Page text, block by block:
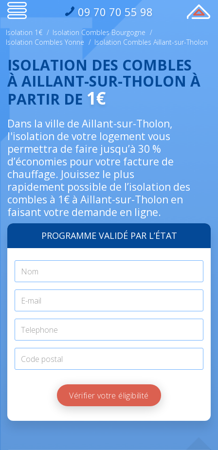
09 70 70 55 98
Isolation 1€ / Isolation Combles Bourgogne /
Isolation Combles Yonne / Isolation Combles Aillant-sur-Tholon
ISOLATION DES COMBLES
À AILLANT-SUR-THOLON À
PARTIR DE 1€
Dans la ville de Aillant-sur-Tholon,
l'isolation de votre logement vous
permettra de faire jusqu’à 30 %
d’économies pour votre facture de
chauffage. Jouissez le plus
rapidement possible de l’isolation des
combles à 1€ à Aillant-sur-Tholon en
faisant votre demande en ligne.
PROGRAMME VALIDÉ PAR L’ÉTAT
Vérifier votre éligibilité